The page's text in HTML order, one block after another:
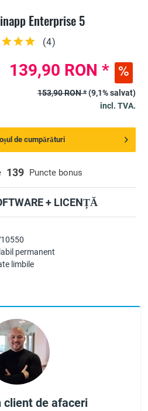
Enterprise 5
(4)
permanent
limbile
139 Puncte bonus
+ LICENȚĂ
139,90 RON *
153,90 RON *(9,1% salvat)
incl. TVA.
de cumpărături
client de afaceri